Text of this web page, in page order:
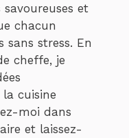
savoureuses et
chacun
sans stress. En
cheffe, je
cuisine
moi dans
et laissez-